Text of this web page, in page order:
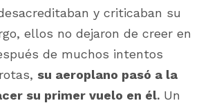
y criticaban su
ellos no dejaron de creer en
de muchos intentos
su aeroplano pasó a la
su primer vuelo en él. Un